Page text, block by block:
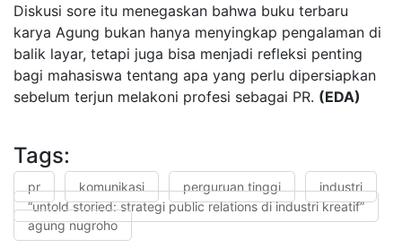
Diskusi sore itu menegaskan bahwa buku terbaru
karya Agung bukan hanya menyingkap pengalaman di
balik layar, tetapi juga bisa menjadi refleksi penting
bagi mahasiswa tentang apa yang perlu dipersiapkan
sebelum terjun melakoni profesi sebagai PR. (EDA)
Tags:
pr komunikasi perguruan tinggi
industri
“untold storied: strategi public relations di industri kreatif”
agung nugroho